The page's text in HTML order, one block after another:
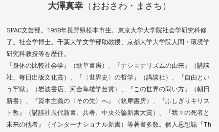
大澤真幸（おおさわ・まさち）
SPAC文芸部。1958年長野県松本市生。東京大学大学院社会学研究科修
了。社会学博士。千葉大学文学部助教授、京都大学大学院人間・環境学
研究科教授等を歴任。
『身体の比較社会学』（勁草書房）、『ナショナリズムの由来』（講談
社、毎日出版文化賞）、『〈世界史〉の哲学』（講談社）、『自由とい
う牢獄』（岩波書店、河合隼雄学芸賞）、『この世界の問い方』（朝日
新書）、『資本主義の〈その先〉へ』（筑摩書房）、『ふしぎりキリス
ト教』（講談社現代新書、共著、中央公論新書大賞）、『我々の死者と
未来の他者』（インターナショナル新書）等著書多数。個人思想誌『Th